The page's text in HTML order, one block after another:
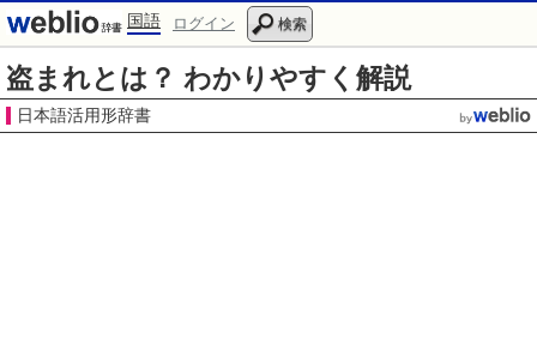
国語 ログイン 検索
盗まれとは？ わかりやすく解説
日本語活用形辞書